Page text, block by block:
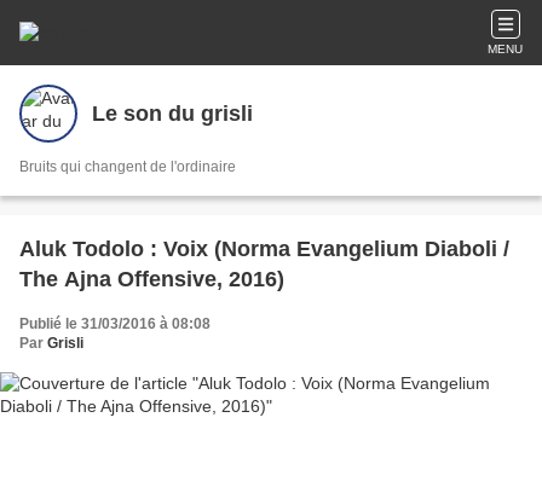
MENU
Le son du grisli
Bruits qui changent de l'ordinaire
Aluk Todolo : Voix (Norma Evangelium Diaboli /
The Ajna Offensive, 2016)
Publié le 31/03/2016 à 08:08
Par Grisli